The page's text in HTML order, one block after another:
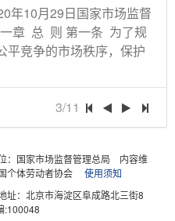
年10月29日国家市场监督
章 总 则 第一条 为了规
平竞争的市场秩序，保护
3/11
：国家市场监督管理总局
内容维
个体劳动者协会
使用须知
北京市海淀区阜成路北三街8